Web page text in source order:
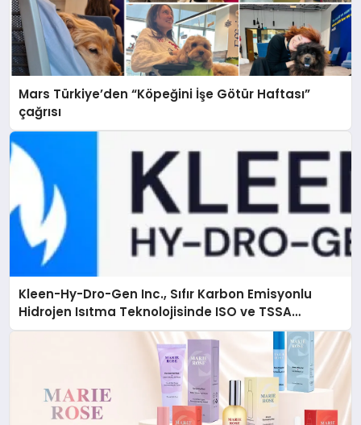
Mars Türkiye’den “Köpeğini İşe Götür Haftası”
çağrısı
Kleen-Hy-Dro-Gen Inc., Sıfır Karbon Emisyonlu
Hidrojen Isıtma Teknolojisinde ISO ve TSSA
Düzenleyici Onaylarını Aldı